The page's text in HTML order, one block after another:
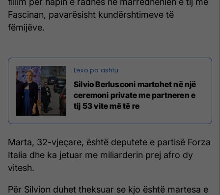
Fascinan, pavarësisht kundërshtimeve të
fëmijëve.
Silvio Berlusconi martohet në një
ceremoni private me partneren e
tij 53 vite më të re
Marta, 32-vjeçare, është deputete e partisë Forza
Italia dhe ka jetuar me miliarderin prej afro dy
vitesh.
Për Silvion duhet theksuar se kjo është martesa e